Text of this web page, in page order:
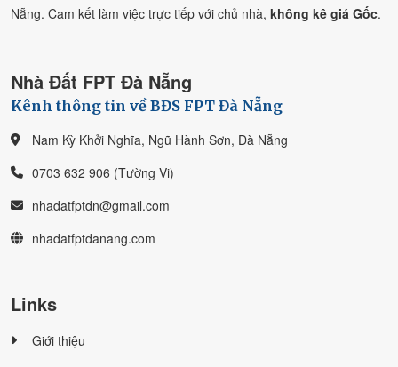
Nẵng. Cam kết làm việc trực tiếp với chủ nhà, không kê giá Gốc.
Nhà Đất FPT Đà Nẵng
Kênh thông tin về BĐS FPT Đà Nẵng
Nam Kỳ Khởi Nghĩa, Ngũ Hành Sơn, Đà Nẵng
0703 632 906 (Tường Vi)
nhadatfptdn@gmail.com
nhadatfptdanang.com
Links
Giới thiệu